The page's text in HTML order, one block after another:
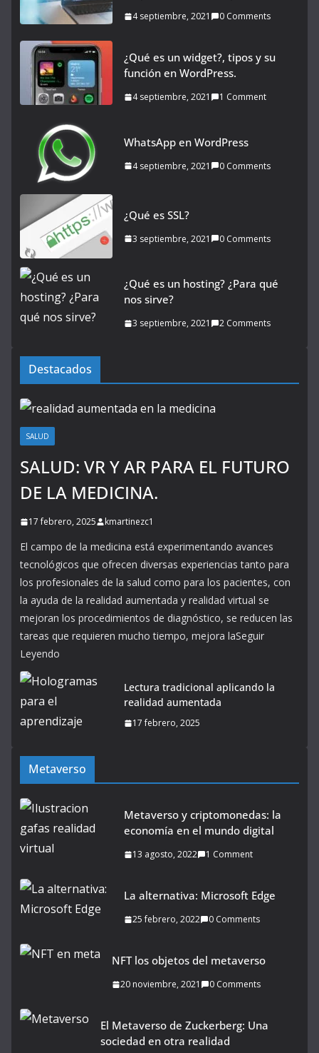
4 septiembre, 2021 0 Comments
¿Qué es un widget?, tipos y su
función en WordPress.
4 septiembre, 2021 1 Comment
WhatsApp en WordPress
4 septiembre, 2021 0 Comments
¿Qué es SSL?
3 septiembre, 2021 0 Comments
¿Qué es un hosting? ¿Para qué
nos sirve?
3 septiembre, 2021 2 Comments
Destacados
SALUD
SALUD: VR Y AR PARA EL FUTURO
DE LA MEDICINA.
17 febrero, 2025 kmartinezc1
El campo de la medicina está experimentando avances
tecnológicos que ofrecen diversas experiencias tanto para
los profesionales de la salud como para los pacientes, con
la ayuda de la realidad aumentada y realidad virtual se
mejoran los procedimientos de diagnóstico, se reducen las
tareas que requieren mucho tiempo, mejora laSeguir
Leyendo
Lectura tradicional aplicando la
realidad aumentada
17 febrero, 2025
Metaverso
Metaverso y criptomonedas: la
economía en el mundo digital
13 agosto, 2022 1 Comment
La alternativa: Microsoft Edge
25 febrero, 2022 0 Comments
NFT los objetos del metaverso
20 noviembre, 2021 0 Comments
El Metaverso de Zuckerberg: Una
sociedad en otra realidad